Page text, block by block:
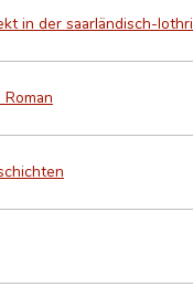
in der saarländisch-